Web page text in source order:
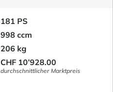
181 PS
998 ccm
206 kg
CHF 10’928.00
durchschnittlicher Marktpreis